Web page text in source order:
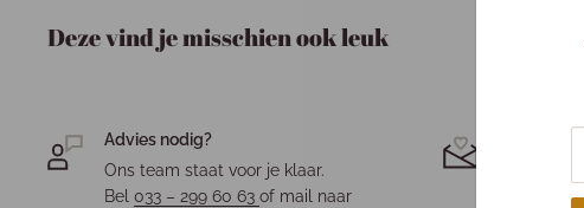
Deze vind je misschien ook leuk
Advies nodig?
Ons team staat voor je klaar.
Bel 033 – 299 60 63 of mail naar